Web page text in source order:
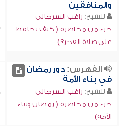
والمنافقين
للشيخ: راغب السرجاني
جزء من محاضرة ( كيف تحافظ
على صلاة الفجر؟)
الفهرس:دور رمضان
في بناء الأمة
للشيخ: راغب السرجاني
جزء من محاضرة ( رمضان وبناء
الأمة)